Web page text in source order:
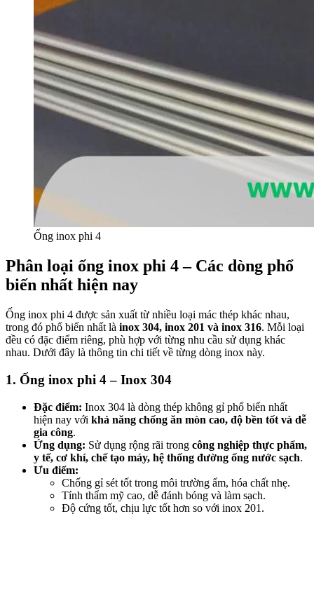
Ống inox phi 4
Phân loại ống inox phi 4 – Các dòng phổ
biến nhất hiện nay
Ống inox phi 4 được sản xuất từ nhiều loại mác thép khác nhau,
trong đó phổ biến nhất là inox 304, inox 201 và inox 316. Mỗi loại
đều có đặc điểm riêng, phù hợp với từng nhu cầu sử dụng khác
nhau. Dưới đây là thông tin chi tiết về từng dòng inox này.
1. Ống inox phi 4 – Inox 304
Đặc điểm: Inox 304 là dòng thép không gỉ phổ biến nhất
hiện nay với khả năng chống ăn mòn cao, độ bền tốt và dễ
gia công.
Ứng dụng: Sử dụng rộng rãi trong công nghiệp thực phẩm,
y tế, cơ khí, chế tạo máy, hệ thống đường ống nước sạch.
Ưu điểm:
Chống gỉ sét tốt trong môi trường ẩm, hóa chất nhẹ.
Tính thẩm mỹ cao, dễ đánh bóng và làm sạch.
Độ cứng tốt, chịu lực tốt hơn so với inox 201.